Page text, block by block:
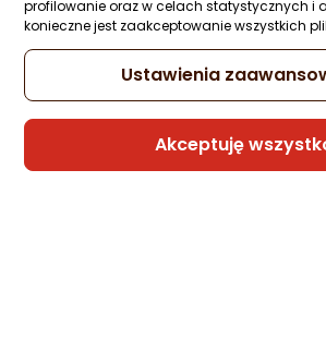
profilowanie oraz w celach statystycznych i
konieczne jest zaakceptowanie wszystkich
Ustawienia
Akceptuję